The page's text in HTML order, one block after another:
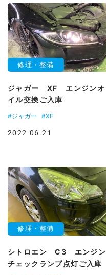
修理・整備
ジャガー XF エンジンオ
イル交換ご入庫
#ジャガー #XF
2022.06.21
修理・整備
シトロエン C3 エンジン
チェックランプ点灯ご入庫